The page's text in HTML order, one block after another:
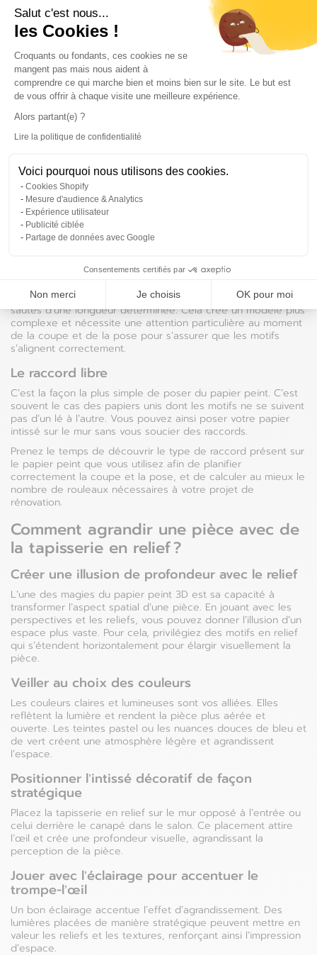
Salut c'est nous...
les Cookies !
Plateforme de Gestion du
Croquants ou fondants, ces cookies ne se
mangent pas mais nous aident à
comprendre ce qui marche bien et moins bien sur le site. Le but est
de vous offrir à chaque visite une meilleure expérience.
Alors partant(e) ?
Lire la politique de confidentialité
Voici pourquoi nous utilisons des cookies.
Cookies Shopify
Mesure d'audience & Analytics
Expérience utilisateur
Publicité ciblée
Partage de données avec Google
Consentements certifiés par
Non merci Je choisis OK pour moi
hauteur accrue ou ajoute une dimension artistique vraiment
singulière à la pièce. Expérimentez cette déco hors du
commun avec des motifs géométriques subtils et des
couleurs claires pour ne pas donner une impression
d’écrasement.
Quels sont les 3 types de raccords
que vous pouvez rencontrer lors de la
pose d’un papier peint ?
Lors de la pose d’un papier peint, vous pouvez rencontrer
correspondre les motifs du papier peint.
Le raccord droit (ou raccord à raccord)
C’est le type le plus simple de raccord, où les motifs du
papier peint sont alignés de manière régulière. Les motifs se
répètent à intervalles constants, ce qui facilite la coupe et la
Le raccord sauté (ou raccord décalé)
Dans ce cas, les motifs du papier peint sont décalés ou
sautés d’une longueur déterminée. Cela crée un modèle plus
complexe et nécessite une attention particulière au moment
de la coupe et de la pose pour s’assurer que les motifs
s’alignent correctement.
Le raccord libre
C’est la façon la plus simple de poser du papier peint. C’est
souvent le cas des papiers unis dont les motifs ne se suivent
pas d’un lé à l’autre. Vous pouvez ainsi poser votre papier
intissé sur le mur sans vous soucier des raccords.
Prenez le temps de découvrir le type de raccord présent sur
le papier peint que vous utilisez afin de planifier
correctement la coupe et la pose, et de calculer au mieux le
nombre de rouleaux nécessaires à votre projet de
rénovation.
Comment agrandir une pièce avec de
la tapisserie en relief ?
Créer une illusion de profondeur avec le relief
L’une des magies du papier peint 3D est sa capacité à
transformer l’aspect spatial d’une pièce. En jouant avec les
perspectives et les reliefs, vous pouvez donner l’illusion d’un
espace plus vaste. Pour cela, privilégiez des motifs en relief
qui s’étendent horizontalement pour élargir visuellement la
pièce.
Veiller au choix des couleurs
Les couleurs claires et lumineuses sont vos alliées. Elles
reflètent la lumière et rendent la pièce plus aérée et
ouverte. Les teintes pastel ou les nuances douces de bleu et
de vert créent une atmosphère légère et agrandissent
l’espace.
Positionner l’intissé décoratif de façon
stratégique
Placez la tapisserie en relief sur le mur opposé à l’entrée ou
celui derrière le canapé dans le salon. Ce placement attire
l’œil et crée une profondeur visuelle, agrandissant la
perception de la pièce.
Jouer avec l’éclairage pour accentuer le
trompe-l’œil
Un bon éclairage accentue l’effet d’agrandissement. Des
lumières placées de manière stratégique peuvent mettre en
valeur les reliefs et les textures, renforçant ainsi l’impression
d’espace.